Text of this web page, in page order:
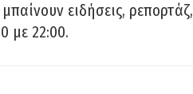
ειδήσεις, ρεπορτάζ,
με 22:00.